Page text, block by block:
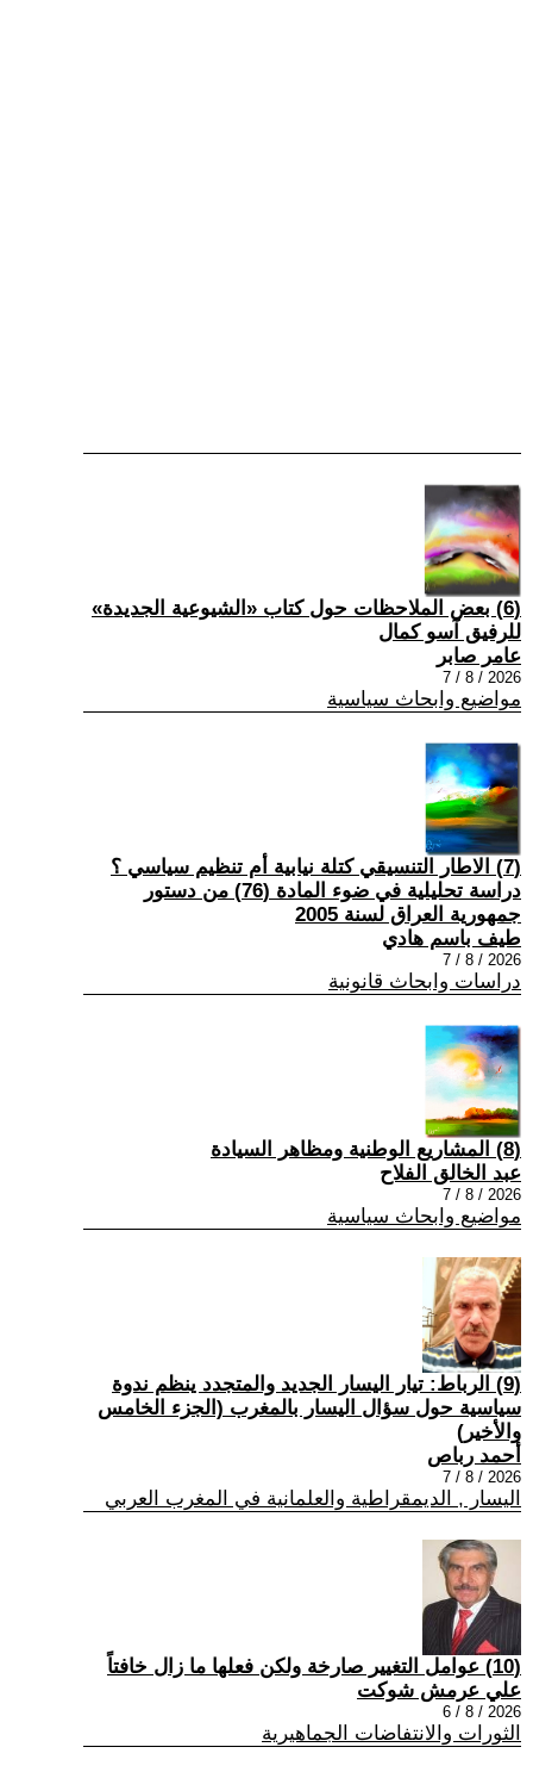
(6) بعض الملاحظات حول كتاب «الشيوعية الجديدة»
للرفيق آسو كمال
عامر صابر
2026 / 8 / 7
مواضيع وابحاث سياسية
(7) الاطار التنسيقي كتلة نيابية أم تنظيم سياسي ؟
دراسة تحليلية في ضوء المادة (76) من دستور
جمهورية العراق لسنة 2005
طيف باسم هادي
2026 / 8 / 7
دراسات وابحاث قانونية
(8) المشاريع الوطنية ومظاهر السيادة
عبد الخالق الفلاح
2026 / 8 / 7
مواضيع وابحاث سياسية
(9) الرباط: تيار اليسار الجديد والمتجدد ينظم ندوة
سياسية حول سؤال اليسار بالمغرب (الجزء الخامس
والأخير)
أحمد رباص
2026 / 8 / 7
اليسار , الديمقراطية والعلمانية في المغرب العربي
(10) عوامل التغيير صارخة ولكن فعلها ما زال خافتاً
علي عرمش شوكت
2026 / 8 / 6
الثورات والانتفاضات الجماهيرية